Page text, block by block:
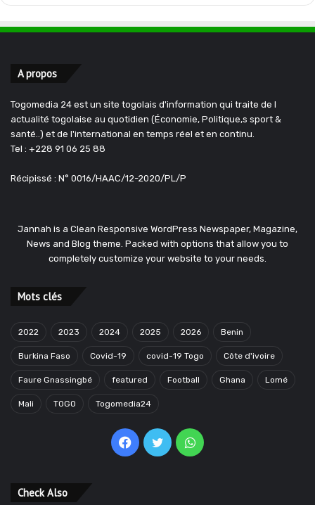
A propos
Togomedia 24 est un site togolais d'information qui traite de l
actualité togolaise au quotidien (Économie, Politique,s sport &
santé..) et de l'international en temps réel et en continu.
Tel : +228 91 06 25 88
Récipissé : N° 0016/HAAC/12-2020/PL/P
Jannah is a Clean Responsive WordPress Newspaper, Magazine,
News and Blog theme. Packed with options that allow you to
completely customize your website to your needs.
Mots clés
2022 2023 2024 2025 2026 Benin
Burkina Faso Covid-19 covid-19 Togo Côte d'ivoire
Faure Gnassingbé featured Football Ghana Lomé
Mali TOGO Togomedia24
Facebook
TwitterWhatsApp
Check Also